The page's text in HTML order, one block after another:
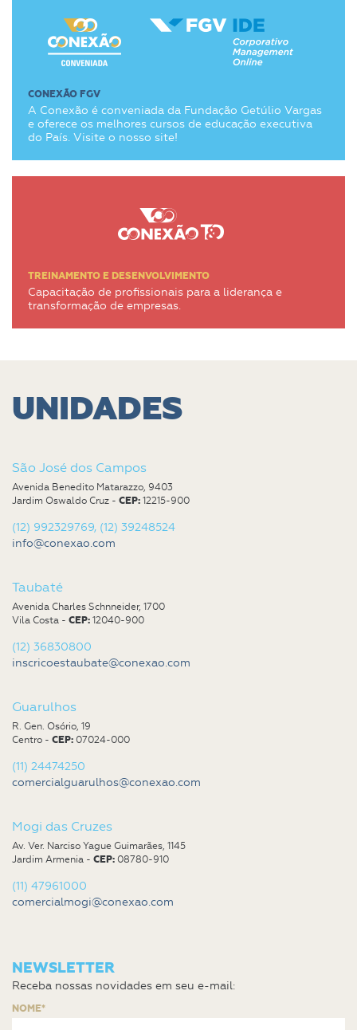
CONEXÃO FGV
A Conexão é conveniada da Fundação Getúlio Vargas
e oferece os melhores cursos de educação executiva
do País. Visite o nosso site!
TREINAMENTO E DESENVOLVIMENTO
Capacitação de profissionais para a liderança e
transformação de empresas.
UNIDADES
São José dos Campos
Avenida Benedito Matarazzo, 9403
Jardim Oswaldo Cruz - CEP: 12215-900
(12) 992329769, (12) 39248524
info@conexao.com
Taubaté
Avenida Charles Schnneider, 1700
Vila Costa - CEP: 12040-900
(12) 36830800
inscricoestaubate@conexao.com
Guarulhos
R. Gen. Osório, 19
Centro - CEP: 07024-000
(11) 24474250
comercialguarulhos@conexao.com
Mogi das Cruzes
Av. Ver. Narciso Yague Guimarães, 1145
Jardim Armenia - CEP: 08780-910
(11) 47961000
comercialmogi@conexao.com
NEWSLETTER
Receba nossas novidades em seu e-mail:
NOME*